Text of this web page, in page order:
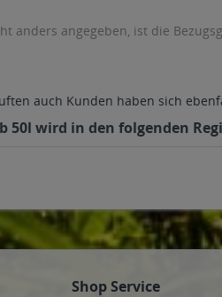
anders angegeben, ist die
auch Kunden haben sich
50l wird in den folgenden
Shop Service